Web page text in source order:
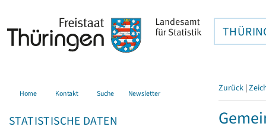
Home Kontakt Suche Newsletter
STATISTISCHE DATEN
Zurück |